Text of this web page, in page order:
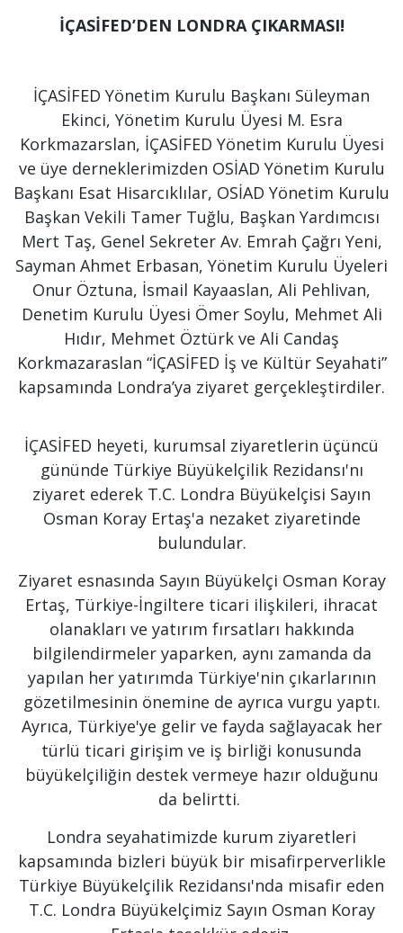
İÇASİFED’DEN LONDRA ÇIKARMASI!
İÇASİFED Yönetim Kurulu Başkanı Süleyman
Ekinci, Yönetim Kurulu Üyesi M. Esra
Korkmazarslan, İÇASİFED Yönetim Kurulu Üyesi
ve üye derneklerimizden OSİAD Yönetim Kurulu
Başkanı Esat Hisarcıklılar, OSİAD Yönetim Kurulu
Başkan Vekili Tamer Tuğlu, Başkan Yardımcısı
Mert Taş, Genel Sekreter Av. Emrah Çağrı Yeni,
Sayman Ahmet Erbasan, Yönetim Kurulu Üyeleri
Onur Öztuna, İsmail Kayaaslan, Ali Pehlivan,
Denetim Kurulu Üyesi Ömer Soylu, Mehmet Ali
Hıdır, Mehmet Öztürk ve Ali Candaş
Korkmazaraslan “İÇASİFED İş ve Kültür Seyahati”
kapsamında Londra’ya ziyaret gerçekleştirdiler.
İÇASİFED heyeti, kurumsal ziyaretlerin üçüncü
gününde Türkiye Büyükelçilik Rezidansı'nı
ziyaret ederek T.C. Londra Büyükelçisi Sayın
Osman Koray Ertaş'a nezaket ziyaretinde
bulundular.
Ziyaret esnasında Sayın Büyükelçi Osman Koray
Ertaş, Türkiye-İngiltere ticari ilişkileri, ihracat
olanakları ve yatırım fırsatları hakkında
bilgilendirmeler yaparken, aynı zamanda da
yapılan her yatırımda Türkiye'nin çıkarlarının
gözetilmesinin önemine de ayrıca vurgu yaptı.
Ayrıca, Türkiye'ye gelir ve fayda sağlayacak her
türlü ticari girişim ve iş birliği konusunda
büyükelçiliğin destek vermeye hazır olduğunu
da belirtti.
Londra seyahatimizde kurum ziyaretleri
kapsamında bizleri büyük bir misafirperverlikle
Türkiye Büyükelçilik Rezidansı'nda misafir eden
T.C. Londra Büyükelçimiz Sayın Osman Koray